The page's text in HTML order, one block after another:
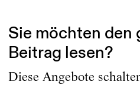
Sie möchten den
Beitrag lesen?
Diese Angebote